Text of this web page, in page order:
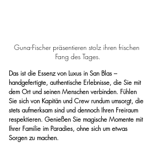
Guna-Fischer präsentieren stolz ihren frischen
Fang des Tages.
Das ist die Essenz von Luxus in San Blas –
handgefertigte, authentische Erlebnisse, die Sie mit
dem Ort und seinen Menschen verbinden. Fühlen
Sie sich von Kapitän und Crew rundum umsorgt, die
stets aufmerksam sind und dennoch Ihren Freiraum
respektieren. Genießen Sie magische Momente mit
Ihrer Familie im Paradies, ohne sich um etwas
Sorgen zu machen.